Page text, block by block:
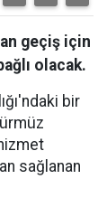
geçiş için
olacak.
bir
sağlanan